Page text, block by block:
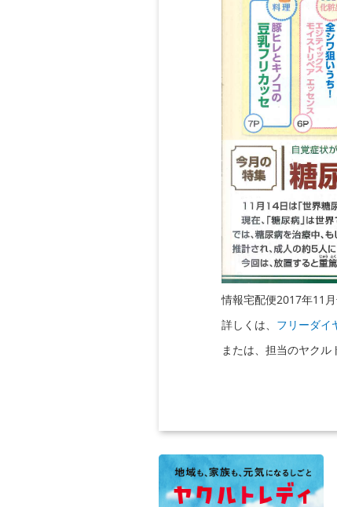
情報宅配便2017年11月
詳しくは、 フリーダイ
または、担当のヤクル